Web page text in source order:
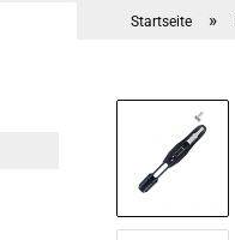
Startseite »